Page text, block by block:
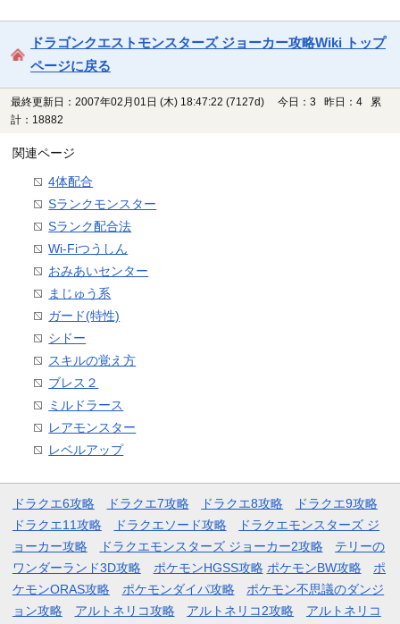
ドラゴンクエストモンスターズ ジョーカー攻略Wiki トップ
ページに戻る
最終更新日：2007年02月01日 (木) 18:47:22 (7127d)
今日：3 昨日：4 累
計：18882
関連ページ
4体配合
Sランクモンスター
Sランク配合法
Wi-Fiつうしん
おみあいセンター
まじゅう系
ガード(特性)
シドー
スキルの覚え方
ブレス２
ミルドラース
レアモンスター
レベルアップ
ドラクエ6攻略 ドラクエ7攻略 ドラクエ8攻略
ドラクエ9攻略
ドラクエ11攻略
ドラクエソード攻略
ドラクエモンスターズ ジ
ョーカー攻略
ドラクエモンスターズ ジョーカー2攻略
テリーの
ワンダーランド3D攻略
ポケモンHGSS攻略 ポケモンBW攻略
ポ
ケモンORAS攻略
ポケモンダイパ攻略
ポケモン不思議のダンジ
ョン攻略
アルトネリコ攻略 アルトネリコ2攻略 アルトネリコ